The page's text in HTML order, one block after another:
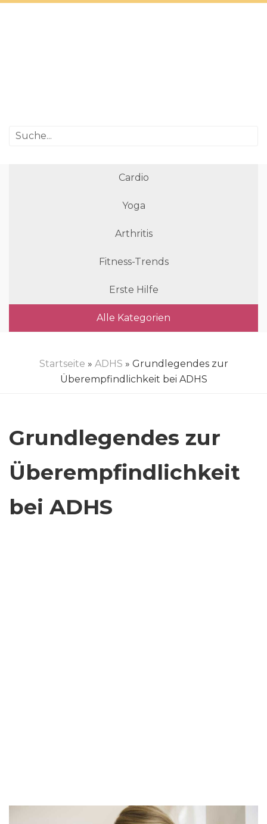
Cardio
Yoga
Arthritis
Fitness-Trends
Erste Hilfe
Alle Kategorien
Startseite » ADHS » Grundlegendes zur
Überempfindlichkeit bei ADHS
Grundlegendes zur
Überempfindlichkeit
bei ADHS